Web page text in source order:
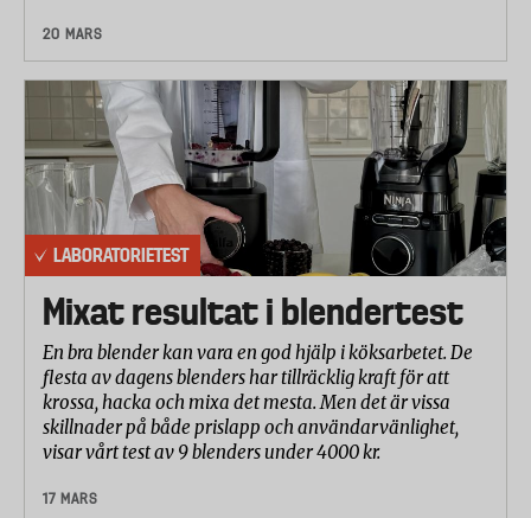
20 MARS
LABORATORIETEST
Mixat resultat i blendertest
En bra blender kan vara en god hjälp i köksarbetet. De
flesta av dagens blenders har tillräcklig kraft för att
krossa, hacka och mixa det mesta. Men det är vissa
skillnader på både prislapp och användarvänlighet,
visar vårt test av 9 blenders under 4000 kr.
17 MARS